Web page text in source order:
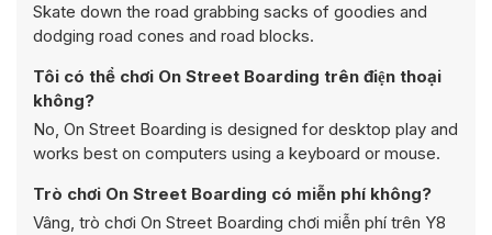
Skate down the road grabbing sacks of goodies and
dodging road cones and road blocks.
Tôi có thể chơi On Street Boarding trên điện thoại
không?
No, On Street Boarding is designed for desktop play and
works best on computers using a keyboard or mouse.
Trò chơi On Street Boarding có miễn phí không?
Vâng, trò chơi On Street Boarding chơi miễn phí trên Y8